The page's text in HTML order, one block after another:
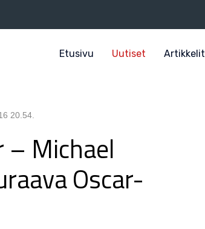
Etusivu Uutiset Artikkelit
20.54
– Michael
Oscar-